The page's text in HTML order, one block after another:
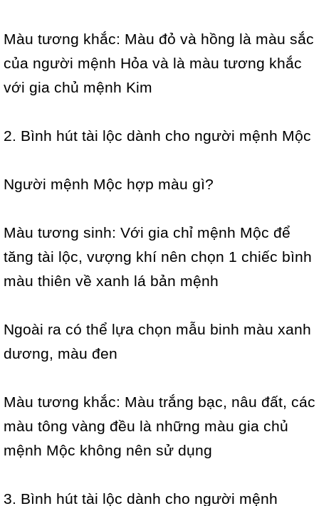
Màu tương khắc: Màu đỏ và hồng là màu sắc
của người mệnh Hỏa và là màu tương khắc
với gia chủ mệnh Kim
2. Bình hút tài lộc dành cho người mệnh Mộc
Người mệnh Mộc hợp màu gì?
Màu tương sinh: Với gia chỉ mệnh Mộc để
tăng tài lộc, vượng khí nên chọn 1 chiếc bình
màu thiên về xanh lá bản mệnh
Ngoài ra có thể lựa chọn mẫu binh màu xanh
dương, màu đen
Màu tương khắc: Màu trắng bạc, nâu đất, các
màu tông vàng đều là những màu gia chủ
mệnh Mộc không nên sử dụng
3. Bình hút tài lộc dành cho người mệnh